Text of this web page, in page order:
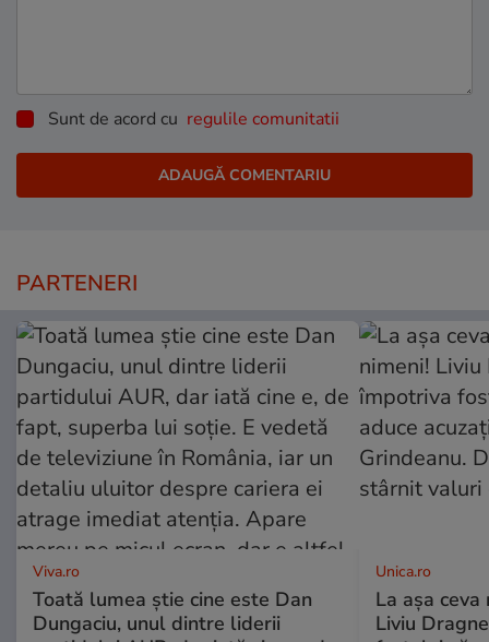
Sunt de acord cu regulile comunitatii
PARTENERI
Viva.ro
Toată lumea știe cine este Dan
Dungaciu, unul dintre liderii
Unica.ro
La așa
Liviu